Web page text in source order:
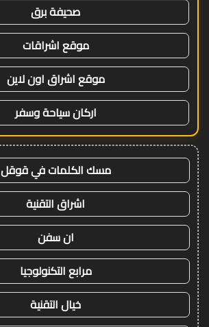
صحيفة برق
موقع اشراقات
موقع اشراق اون لاين
اركان سياحة وسفر
مسك الكلمات في قوقل
اشراق التقنية
ان سفن
مرابع التكنولوجيا
خيال التقنية